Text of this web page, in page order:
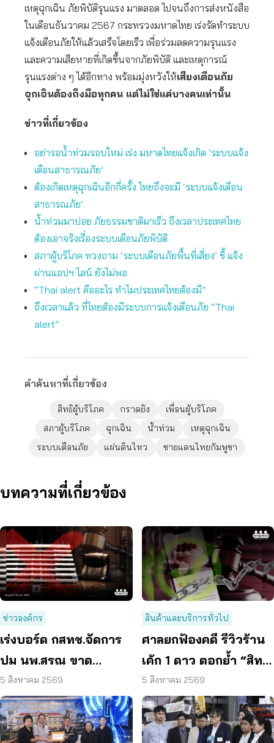
เหตุฉุกเฉิน ภัยพิบัติรุนแรง มาตลอด ไปจนถึงการส่งหนังสือ
ในเดือนธันวาคม 2567 กระทรวงมหาดไทย เร่งรัดทำระบบ
แจ้งเตือนภัยให้แล้วเสร็จโดยเร็ว เพื่อร่วมลดความรุนแรง
และความเสียหายที่เกิดขึ้นจากภัยพิบัติ และเหตุการณ์
รุนแรงต่าง ๆ ได้อีกทาง พร้อมมุ่งหวังให้เสียงเตือนภัย
ฉุกเฉินต้องถึงมือทุกคน แต่ไม่ใช่แค่บางคนเท่านั้น
ข่าวที่เกี่ยวข้อง
อย่ารอน้ำท่วมรอบใหม่ เร่ง มหาดไทยแจ้งเกิด ‘ระบบแจ้ง
เตือนสาธารณภัย’
ต้องเกิดเหตุฉุกเฉินอีกกี่ครั้ง ไทยถึงจะมี ‘ระบบแจ้งเตือน
สาธารณภัย’
น้ำท่วมมาบ่อย ภัยธรรมชาติมาเร็ว ถึงเวลาประเทศไทย
ต้องเอาจริงเรื่องระบบเตือนภัยพิบัติ
สภาผู้บริโภค ทวงถาม ‘ระบบเตือนภัยพื้นที่เสี่ยง’ ชี้ แจ้ง
ผ่านแอปฯ ไลน์ ยังไม่พอ
“Thai alert คืออะไร ทำไมประเทศไทยต้องมี”
ถึงเวลาแล้ว ที่ไทยต้องมีระบบการแจ้งเตือนภัย “Thai
alert”
คำค้นหาที่เกี่ยวข้อง
สิทธิผู้บริโภค กราดยิง
เพื่อนผู้บริโภค
สภาผู้บริโภค
ฉุกเฉิน น้ำท่วม
เหตุฉุกเฉิน
ระบบเตือนภัย
แผ่นดินไหว ชายแดนไทยกัมพูชา
บทความที่เกี่ยวข้อง
ข่าวองค์กร
เร่งบอร์ด กสทช.จัดการ
ปม นพ.สรณ ขาด
คุณสมบัติ ตามมติ
กรรมการสรรหา
5 สิงหาคม 2569
สินค้าและบริการทั่วไป
ศาลยกฟ้องคดี รีวิวร้าน
เค้ก 1 ดาว ตอกย้ำ “สิทธิ
ผู้บริโภค” แสดงความคิด
เห็นโดยสุจริต
5 สิงหาคม 2569